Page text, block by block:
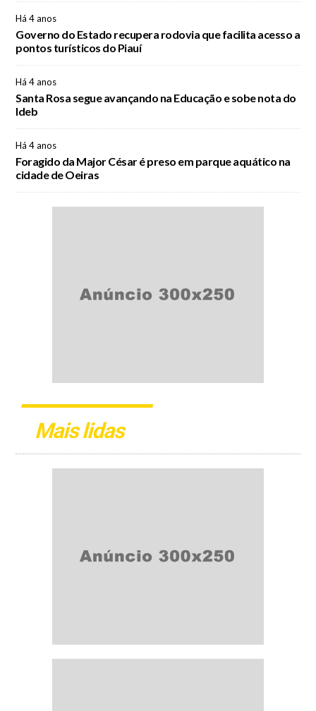
Há 4 anos
Governo do Estado recupera rodovia que facilita acesso a
pontos turísticos do Piauí
Há 4 anos
Santa Rosa segue avançando na Educação e sobe nota do
Ideb
Há 4 anos
Foragido da Major César é preso em parque aquático na
cidade de Oeiras
Mais lidas